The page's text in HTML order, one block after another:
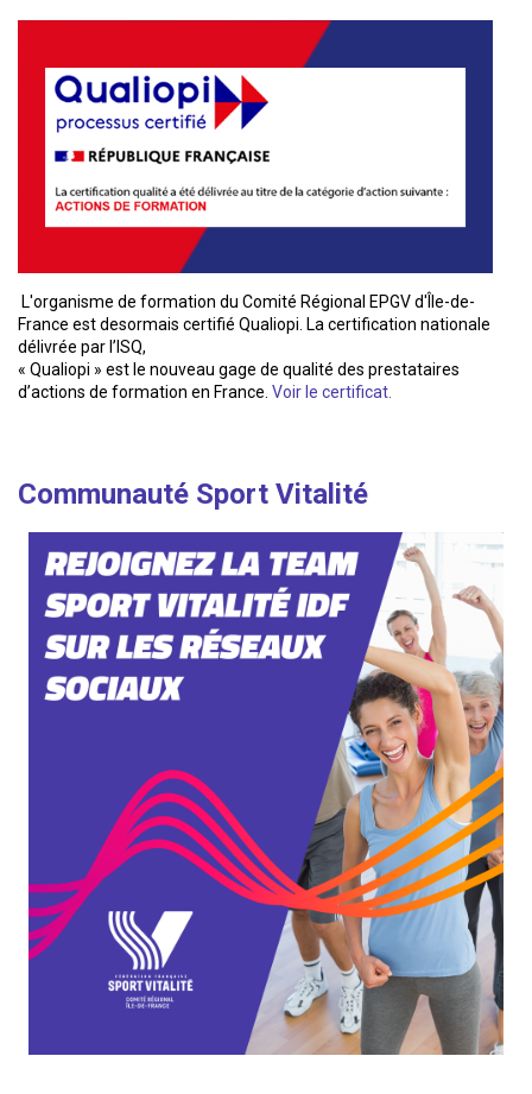
L'organisme de formation du Comité Régional EPGV d'Île-de-
France est desormais certifié Qualiopi. La certification nationale
délivrée par l’ISQ,
« Qualiopi » est le nouveau gage de qualité des prestataires
d’actions de formation en France. Voir le certificat.
Communauté Sport Vitalité